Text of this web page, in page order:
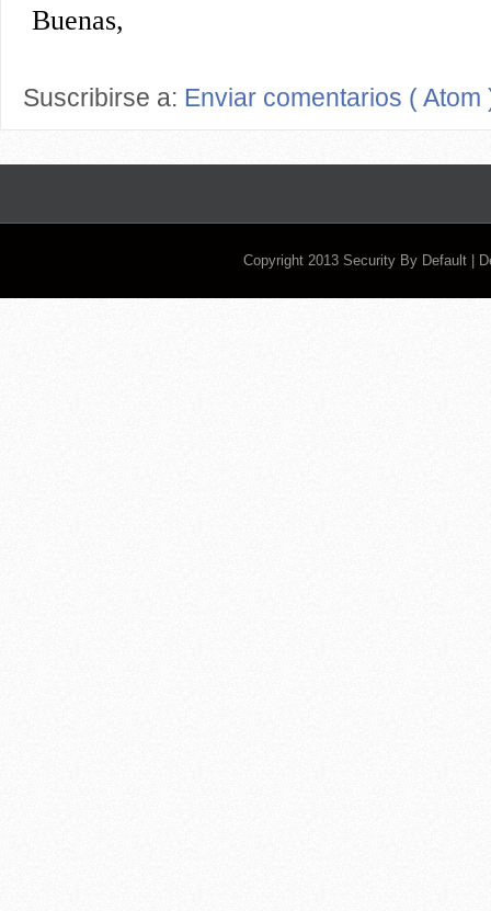
Suscribirse a: Enviar comentarios ( Atom
Copyright 2013 Security By Default |